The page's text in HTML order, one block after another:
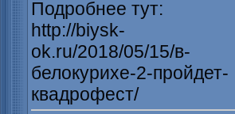
Подробнее тут:
http://biysk-
ok.ru/2018/05/15/в-
белокурихе-2-пройдет-
квадрофест/